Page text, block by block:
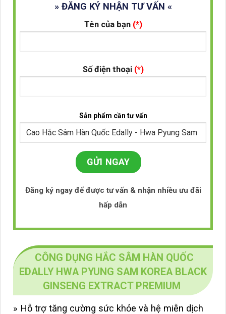
» ĐĂNG KÝ NHẬN TƯ VẤN «
Tên của bạn (*)
Số điện thoại (*)
Sản phẩm cần tư vấn
Đăng ký ngay để được tư vấn & nhận nhiều ưu đãi
hấp dẫn
CÔNG DỤNG HẮC SÂM HÀN QUỐC
EDALLY HWA PYUNG SAM KOREA BLACK
GINSENG EXTRACT PREMIUM
» Hỗ trợ tăng cường sức khỏe và hệ miễn dịch